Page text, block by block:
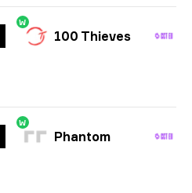
W
100 Thieves
W
Phantom